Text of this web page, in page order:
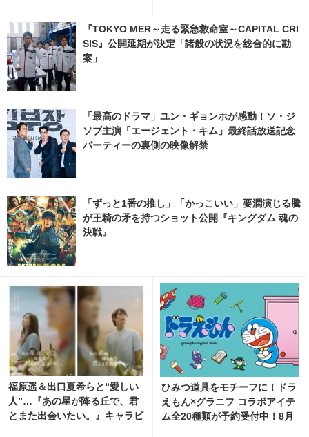
『TOKYO MER～走る緊急救命室～CAPITAL CRI
SIS』公開延期が決定「諸般の状況を総合的に勘
案」
「最高のドラマ」ユン・ギョンホが感動！ソ・ジ
ソブ主演「エージェント・キム」最終話放送記念
パーティーの裏側の映像解禁
「ずっと1番の推し」「かっこいい」要潤演じる騰
が王騎の矛を持つショット公開『キングダム 魂の
決戦』
福原遥＆出口夏希らと“愛しい
人”…『あの星が降る丘で、君
とまた出会いたい。』キャラビ
ひみつ道具をモチーフに！ドラ
えもん×グラニフ コラボアイテ
ム全20種類が予約受付中！8月